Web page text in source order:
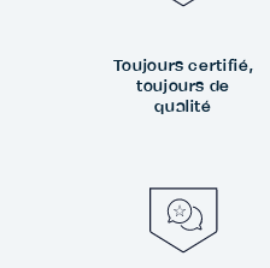
Toujours certifié,
toujours de
qualité